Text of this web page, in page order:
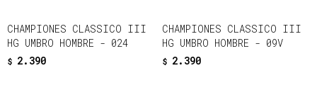
CHAMPIONES CLASSICO III
HG UMBRO HOMBRE - 024
$ 2.390
CHAMPIONES CLASSICO III
HG UMBRO HOMBRE - 09V
$ 2.390